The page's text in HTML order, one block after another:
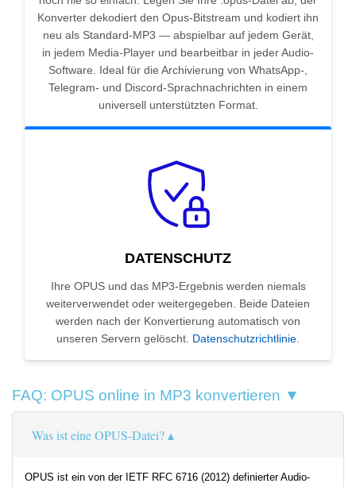
Konverter dekodiert den Opus-Bitstream und kodiert ihn
neu als Standard-MP3 — abspielbar auf jedem Gerät,
in jedem Media-Player und bearbeitbar in jeder Audio-
Software. Ideal für die Archivierung von WhatsApp-,
Telegram- und Discord-Sprachnachrichten in einem
universell unterstützten Format.
DATENSCHUTZ
Ihre OPUS und das MP3-Ergebnis werden niemals
weiterverwendet oder weitergegeben. Beide Dateien
werden nach der Konvertierung automatisch von
unseren Servern gelöscht. Datenschutzrichtlinie.
FAQ: OPUS online in MP3 konvertieren ▼
Was ist eine OPUS-Datei?
OPUS ist ein von der IETF RFC 6716 (2012) definierter Audio-